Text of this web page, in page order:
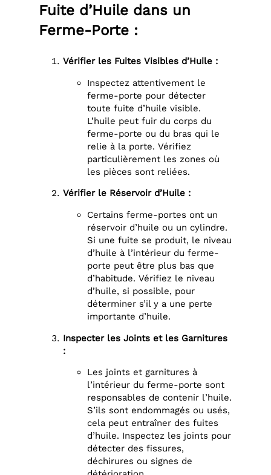
Fuite d’Huile dans un
Ferme-Porte :
Vérifier les Fuites Visibles d’Huile :
Inspectez attentivement le
ferme-porte pour détecter
toute fuite d’huile visible.
L’huile peut fuir du corps du
ferme-porte ou du bras qui le
relie à la porte. Vérifiez
particulièrement les zones où
les pièces sont reliées.
Vérifier le Réservoir d’Huile :
Certains ferme-portes ont un
réservoir d’huile ou un cylindre.
Si une fuite se produit, le niveau
d’huile à l’intérieur du ferme-
porte peut être plus bas que
d’habitude. Vérifiez le niveau
d’huile, si possible, pour
déterminer s’il y a une perte
importante d’huile.
Inspecter les Joints et les Garnitures
:
Les joints et garnitures à
l’intérieur du ferme-porte sont
responsables de contenir l’huile.
S’ils sont endommagés ou usés,
cela peut entraîner des fuites
d’huile. Inspectez les joints pour
détecter des fissures,
déchirures ou signes de